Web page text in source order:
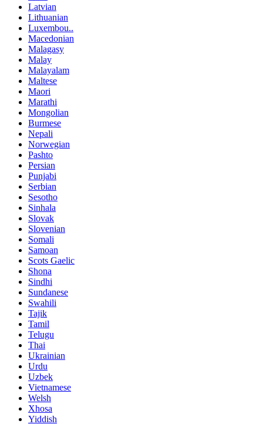
Latvian
Lithuanian
Luxembou..
Macedonian
Malagasy
Malay
Malayalam
Maltese
Maori
Marathi
Mongolian
Burmese
Nepali
Norwegian
Pashto
Persian
Punjabi
Serbian
Sesotho
Sinhala
Slovak
Slovenian
Somali
Samoan
Scots Gaelic
Shona
Sindhi
Sundanese
Swahili
Tajik
Tamil
Telugu
Thai
Ukrainian
Urdu
Uzbek
Vietnamese
Welsh
Xhosa
Yiddish